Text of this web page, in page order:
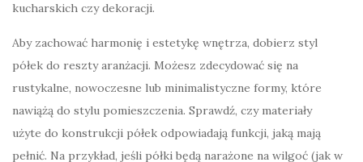
kucharskich czy dekoracji.
Aby zachować harmonię i estetykę wnętrza, dobierz styl
półek do reszty aranżacji. Możesz zdecydować się na
rustykalne, nowoczesne lub minimalistyczne formy, które
nawiążą do stylu pomieszczenia. Sprawdź, czy materiały
użyte do konstrukcji półek odpowiadają funkcji, jaką mają
pełnić. Na przykład, jeśli półki będą narażone na wilgoć (jak w